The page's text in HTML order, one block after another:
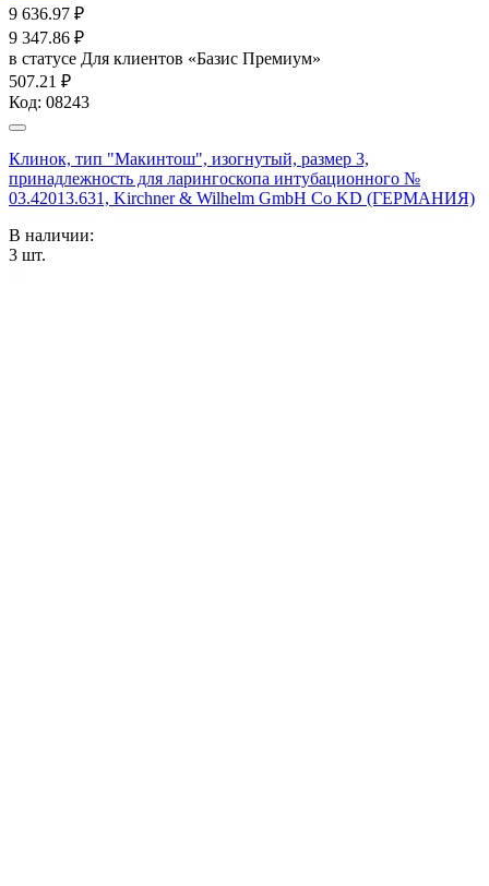
9 636.97 ₽
9 347.86 ₽
в статусе Для клиентов «Базис Премиум»
507.21 ₽
Код: 08243
Клинок, тип "Макинтош", изогнутый, размер 3,
принадлежность для ларингоскопа интубационного №
03.42013.631, Kirchner & Wilhelm GmbH Co KD (ГЕРМАНИЯ)
В наличии:
3 шт.